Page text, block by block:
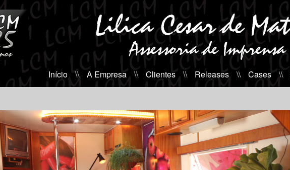
Início \\ A Empresa \\ Clientes \\ Releases \\ Cases \\